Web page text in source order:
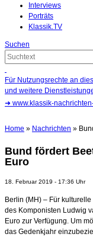
Interviews
Porträts
Klassik.TV
Suchen
Für Nutzungsrechte an
und weitere
➜ www.klassik-
Home » Nachrichten »
Bund fördert
Euro
18. Februar 2019 - 17:36 Uhr
Berlin (MH) – Für
des Komponisten Ludwig
Euro zur Verfügung. Um
das Gedenkjahr